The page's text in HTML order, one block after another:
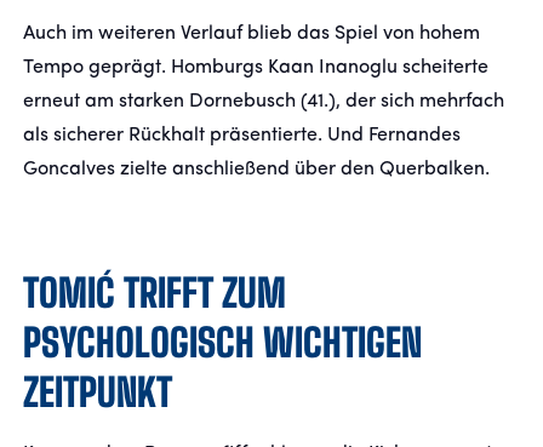
Auch im weiteren Verlauf blieb das Spiel von hohem
Tempo geprägt. Homburgs Kaan Inanoglu scheiterte
erneut am starken Dornebusch (41.), der sich mehrfach
als sicherer Rückhalt präsentierte. Und Fernandes
Goncalves zielte anschließend über den Querbalken.
TOMIĆ TRIFFT ZUM
PSYCHOLOGISCH WICHTIGEN
ZEITPUNKT